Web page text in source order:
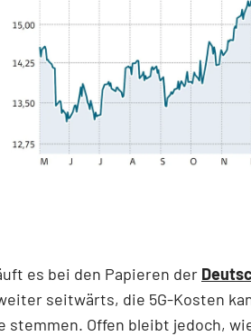
es bei den Papieren der
seitwärts, die 5G-Kosten
stemmen. Offen bleibt jedoch,